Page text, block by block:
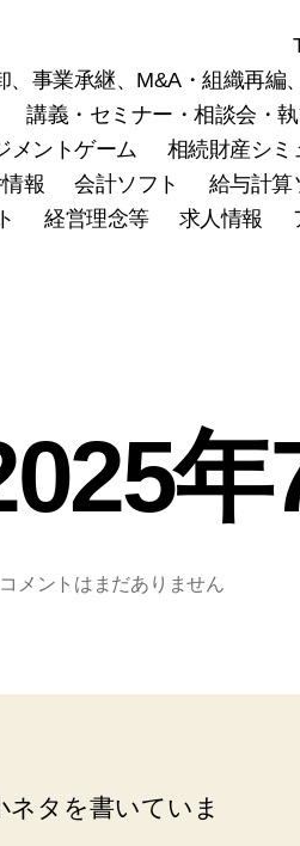
、事業承継、M&A・組織再編
講義・セミナー・相談会・
メントゲーム
相続財産シミ
報
会計ソフト 給与計算
経営理念等 求人情報
年
今
コメントはまだありません
ネタを書いていま